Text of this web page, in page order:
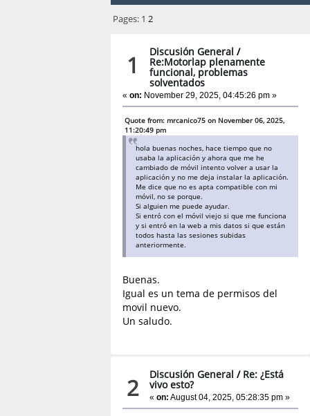
Pages: 1 2
1 Discusión General /
Re:Motorlap plenamente
funcional, problemas
solventados
« on: November 29, 2025, 04:45:26 pm »
Quote from: mrcanico75 on November 06, 2025,
11:20:49 pm
hola buenas noches, hace tiempo que no
usaba la aplicación y ahora que me he
cambiado de móvil intento volver a usar la
aplicación y no me deja instalar la aplicación.
Me dice que no es apta compatible con mi
móvil, no se porque.
Si alguien me puede ayudar.
Si entró con el móvil viejo si que me funciona
y si entró en la web a mis datos si que están
todos hasta las sesiones subidas
anteriormente.
Buenas.
Igual es un tema de permisos del
movil nuevo.
Un saludo.
2 Discusión General / Re: ¿Está
vivo esto?
«on: August 04, 2025, 05:28:35 pm »